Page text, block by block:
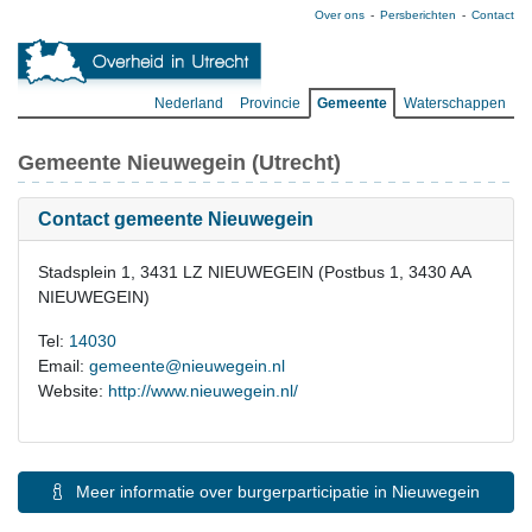
Over ons Persberichten Contact
Nederland Provincie Gemeente Waterschappen
Gemeente Nieuwegein (Utrecht)
Contact gemeente Nieuwegein
Stadsplein 1, 3431 LZ NIEUWEGEIN (Postbus 1, 3430 AA
NIEUWEGEIN)
Tel: 14030
Email: gemeente@nieuwegein.nl
Website: http://www.nieuwegein.nl/
Meer informatie over burgerparticipatie in Nieuwegein